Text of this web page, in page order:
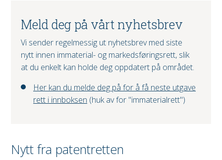
Meld deg på vårt nyhetsbrev
Vi sender regelmessig ut nyhetsbrev med siste
nytt innen immaterial- og markedsføringsrett, slik
at du enkelt kan holde deg oppdatert på området.
Her kan du melde deg på for å få neste utgave
rett i innboksen (huk av for "immaterialrett")
Nytt fra patentretten